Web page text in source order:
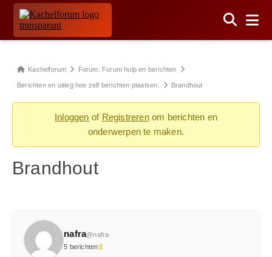
Kachelforum Forum: Forum hulp en berichten
Berichten en uitleg hoe zelf berichten plaatsen. Brandhout
Inloggen of Registrerenom berichten en
onderwerpen te maken.
Brandhout
nafra@nafra
5 berichten